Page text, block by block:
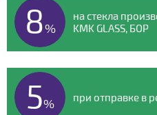
8%
на стекла
KMK GLASS, БОР
5% при отправке в